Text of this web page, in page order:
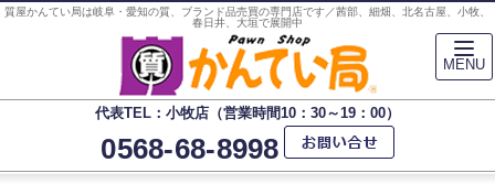
質屋かんてい局は岐阜・愛知の質、ブランド品売買の専門店です／茜部、細畑、北名古屋、小牧、
春日井、大垣で展開中
代表TEL：小牧店（営業時間10：30～19：00）
0568-68-8998
MENU